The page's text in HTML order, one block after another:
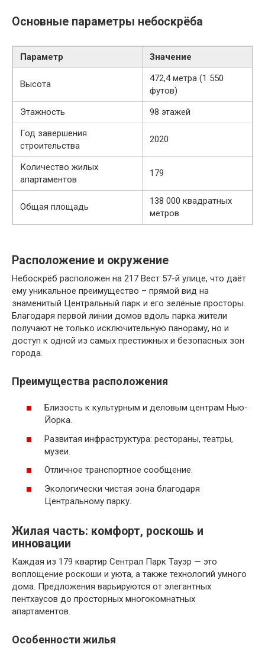
Основные параметры небоскрёба
Параметр Значение
Высота
472,4 метра (1 550
футов)
Этажность
98 этажей
Год завершения
строительства
2020
Количество жилых
апартаментов
179
Общая площадь
138 000 квадратных
метров
Расположение и окружение
Небоскрёб расположен на 217 Вест 57-й улице, что даёт
ему уникальное преимущество – прямой вид на
знаменитый Центральный парк и его зелёные просторы.
Благодаря первой линии домов вдоль парка жители
получают не только исключительную панораму, но и
доступ к одной из самых престижных и безопасных зон
города.
Преимущества расположения
Близость к культурным и деловым центрам Нью-
Йорка.
Развитая инфраструктура: рестораны, театры,
музеи.
Отличное транспортное сообщение.
Экологически чистая зона благодаря
Центральному парку.
Жилая часть: комфорт, роскошь и
инновации
Каждая из 179 квартир Сентрал Парк Тауэр — это
воплощение роскоши и уюта, а также технологий умного
дома. Предложения варьируются от элегантных
пентхаусов до просторных многокомнатных
апартаментов.
Особенности жилья